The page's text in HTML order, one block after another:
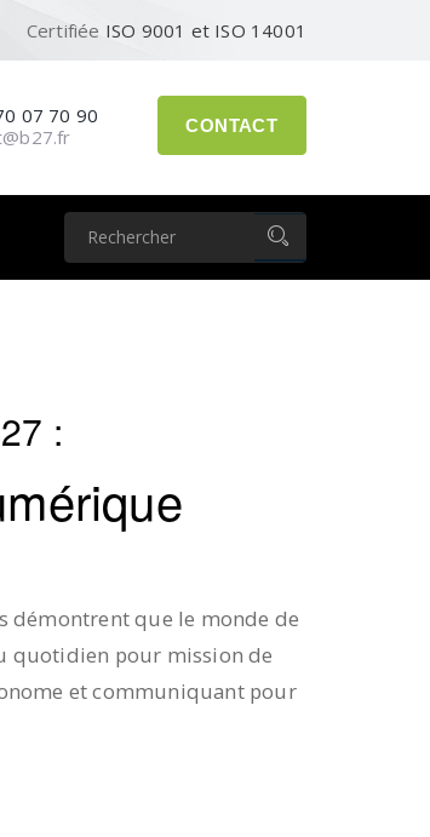
Certifiée ISO 9001 et ISO 14001
CONTACT
07 70 90
:
démontrent que le monde de
quotidien pour mission de
et communiquant pour